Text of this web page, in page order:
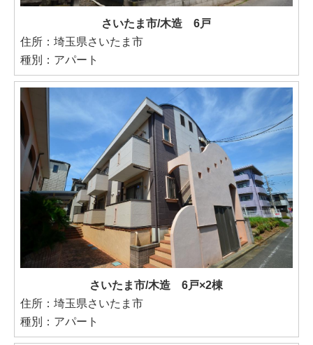
さいたま市/木造 6戸
住所：埼玉県さいたま市
種別：アパート
さいたま市/木造 6戸×2棟
住所：埼玉県さいたま市
種別：アパート